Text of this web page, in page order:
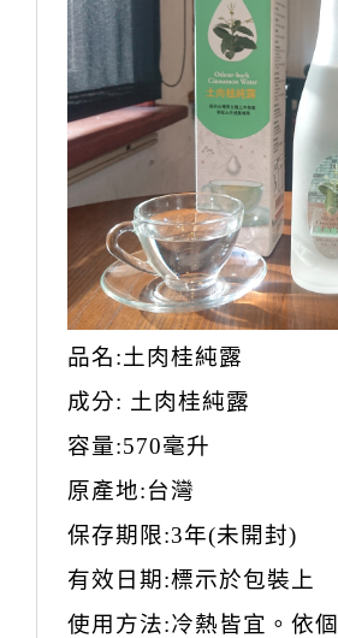
品名:土肉桂純露
成分: 土肉桂純露
容量:570毫升
原產地:台灣
保存期限:3年(未開封)
有效日期 :標示於包裝上
使用方法:冷熱皆宜。依